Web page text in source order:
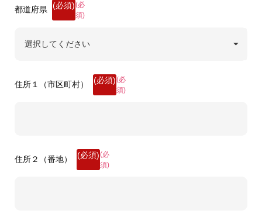
都道府県
(必
須)
住所１（市区町村）
(必
須)
住所２（番地）
(必
須)